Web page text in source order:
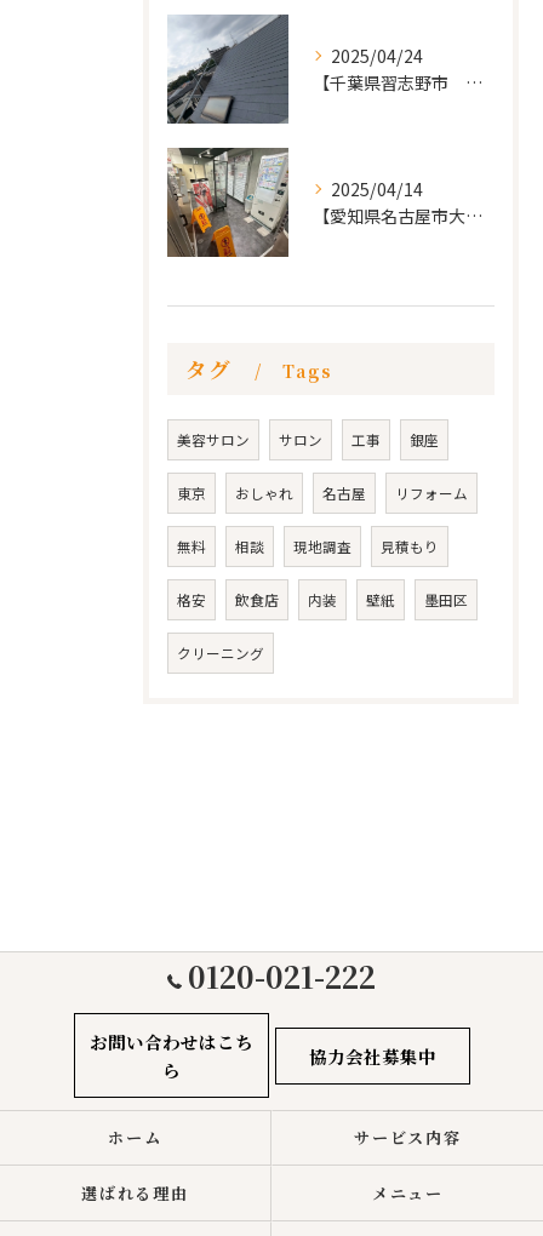
2025/04/24
【千葉県習志野市 戸建て 屋根の葺き替え工事】
2025/04/14
【愛知県名古屋市大須 カードショップ屋のリノベーション
タグ Tags
美容サロン サロン 工事 銀座
東京 おしゃれ 名古屋 リフォーム
無料 相談 現地調査 見積もり
格安 飲食店 内装 壁紙 墨田区
クリーニング
0120-021-222
お問い合わせはこち
ら
協力会社募集中
ホーム サービス内容
選ばれる理由 メニュー